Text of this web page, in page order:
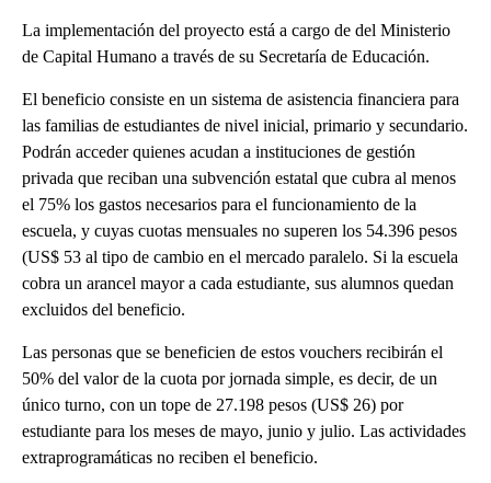
La implementación del proyecto está a cargo de del Ministerio
de Capital Humano a través de su Secretaría de Educación.
El beneficio consiste en un sistema de asistencia financiera para
las familias de estudiantes de nivel inicial, primario y secundario.
Podrán acceder quienes acudan a instituciones de gestión
privada que reciban una subvención estatal que cubra al menos
el 75% los gastos necesarios para el funcionamiento de la
escuela, y cuyas cuotas mensuales no superen los 54.396 pesos
(US$ 53 al tipo de cambio en el mercado paralelo. Si la escuela
cobra un arancel mayor a cada estudiante, sus alumnos quedan
excluidos del beneficio.
Las personas que se beneficien de estos vouchers recibirán el
50% del valor de la cuota por jornada simple, es decir, de un
único turno, con un tope de 27.198 pesos (US$ 26) por
estudiante para los meses de mayo, junio y julio. Las actividades
extraprogramáticas no reciben el beneficio.